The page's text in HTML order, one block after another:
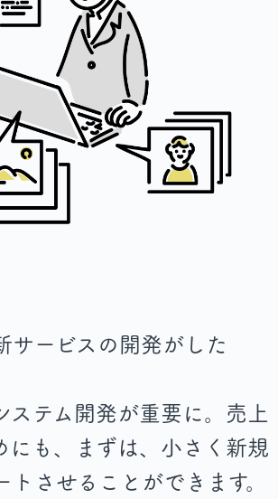
サービスの開発がした
ステム開発が重要に。売上
にも、まずは、小さく新規
トさせることができます。